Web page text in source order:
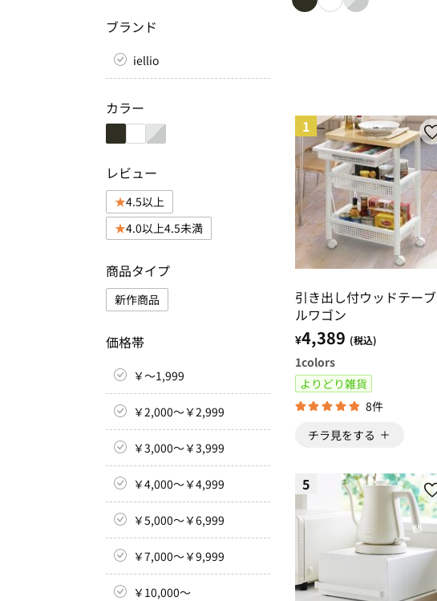
ブランド
iellio
カラー
レビュー
4.5以上
4.0以上4.5未満
商品タイプ
新作商品
価格帯
￥～1,999
￥2,000～￥2,999
￥3,000～￥3,999
￥4,000～￥4,999
￥5,000～￥6,999
￥7,000～￥9,999
￥10,000～
1
引き出し付ウッドテーブ
ルワゴン
¥4,389 (税込)
1colors
よりどり雑貨
8件
チラ見をする
5